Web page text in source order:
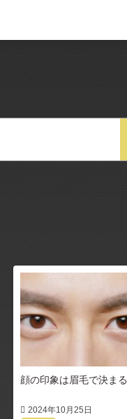
顔の印象は眉毛で決まる
2024年10月25日